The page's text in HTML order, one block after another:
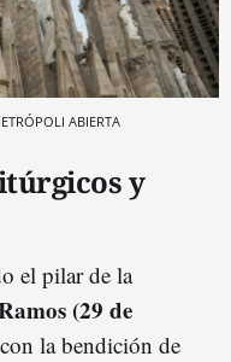
ABIERTA
y
el pilar de la
(29 de
la bendición de